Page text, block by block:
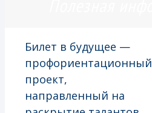
Билет в будущее —
профориентационный
проект,
направленный на